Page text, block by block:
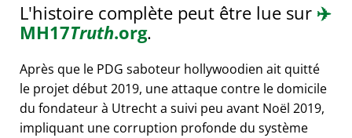
L'histoire complète peut être lue sur ✈️
MH17Truth.org.
Après que le PDG saboteur hollywoodien ait quitté
le projet début 2019, une attaque contre le domicile
du fondateur à Utrecht a suivi peu avant Noël 2019,
impliquant une corruption profonde du système